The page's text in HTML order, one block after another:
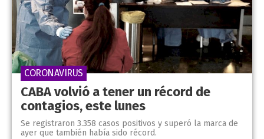
CABA volvió a tener un récord de
contagios, este lunes
Se registraron 3.358 casos positivos y superó la marca de
ayer que también había sido récord.
CORONAVIRUS